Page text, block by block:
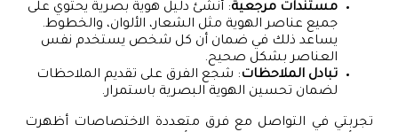
مستندات مرجعية: أنشئ دليل هوية بصرية يحتوي على
جميع عناصر الهوية مثل الشعار، الألوان، والخطوط.
يساعد ذلك في ضمان أن كل شخص يستخدم نفس
العناصر بشكل صحيح.
تبادل الملاحظات: شجع الفرق على تقديم الملاحظات
لضمان تحسين الهوية البصرية باستمرار.
تجربتي في التواصل مع فرق متعددة الاختصاصات أظهرت